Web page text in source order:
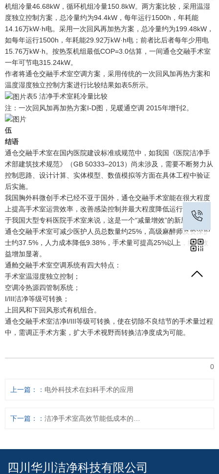
机组冷量46.68kW，循环机组冷量150.8kW。两方案比较，采用温湿
度独立控制方案，总冷量约为94.4kW，每年运行1500h，年耗能
14.16万kW·h电。采用一次回风再加热方案，总冷量约为199.48kW，
如每年运行1500h，年耗能29.92万kW·h电；前者比后者每年少用电
15.76万kW·h。按热泵机组最低COP=3.0估算，一间通仓交融手术室
一年可节电315.24kW。
作者将通仓交融手术室空调方案，采用传统的一次回风加再热方案和
温度湿度独立控制方案进行比较结果如表5所示。
表5 洁净手术室耗冷量比较
注：一次回风加再加热方案I-D图，见暖通空调 2015年增刊2。
伍
结语
通仓交融手术室在国内医院建设标准或规范中，如我国《医院洁净手
术部建筑技术规范》（GB 50333–2013）尚未涉及，需要不断努力从
控制思路、设计计算、实体模型、数值模拟等方面在具体工程中验证
后实施。
我国胸外科微创手术已经不亚于国外，通仓交融手术室能在很大程度
上提高手术室运营效率，改善感染控制并最大程度降低运行成本。对
于我国大型专科医院手术室来说，这是一个“减量增效”的新思路。
通仓交融手术室可减少医护人员总数量约25%，高级麻醉师及资深护
士约37.5%，人力成本降低9.38%，手术量可提高25%以上，经济效
益增加显著。
通舱交融手术室空调系统有四大特点：
手术室温湿度独立控制；
空调冷热源四管制系统；
I/III洁净等级可转换；
上回风和下回风形式有机组合。
通仓交融手术室洁净I/III等级可转换，使在切除不良结节的手术量过程
中，需调正手术方案，扩大手术视野而转换洁净度成为可能。
0
上一篇： 电外科技术在妇科手术的应用
下一篇： 洁净手术室高效节能低成本的新思路
四川华川洁净科技有限公司